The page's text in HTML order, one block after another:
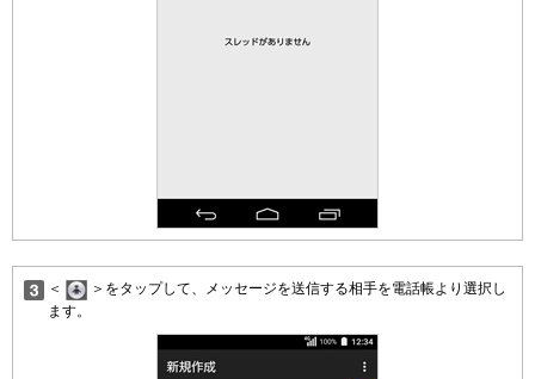
＜
＞をタップして、メッセージを送信する相手を電話帳より選択し
ます。